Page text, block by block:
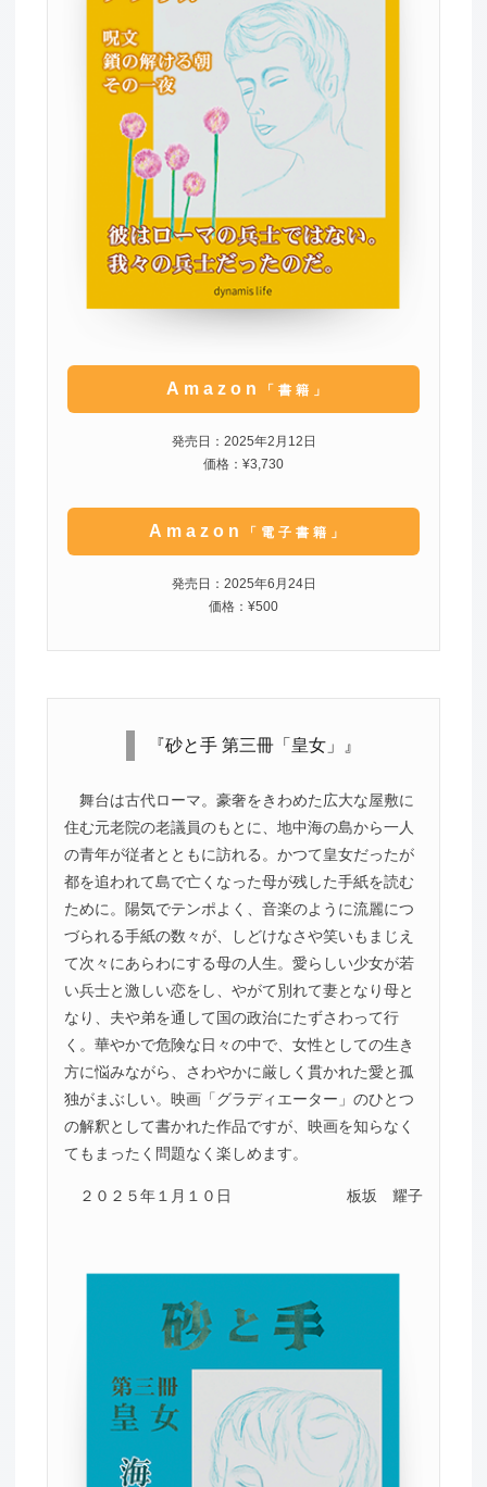
Amazon 「書籍」
発売日：2025年2月12日
価格：¥3,730
Amazon 「電子書籍」
発売日：2025年6月24日
価格：¥500
『砂と手 第三冊「皇女」』
舞台は古代ローマ。豪奢をきわめた広大な屋敷に
住む元老院の老議員のもとに、地中海の島から一人
の青年が従者とともに訪れる。かつて皇女だったが
都を追われて島で亡くなった母が残した手紙を読む
ために。陽気でテンポよく、音楽のように流麗につ
づられる手紙の数々が、しどけなさや笑いもまじえ
て次々にあらわにする母の人生。愛らしい少女が若
い兵士と激しい恋をし、やがて別れて妻となり母と
なり、夫や弟を通して国の政治にたずさわって行
く。華やかで危険な日々の中で、女性としての生き
方に悩みながら、さわやかに厳しく貫かれた愛と孤
独がまぶしい。映画「グラディエーター」のひとつ
の解釈として書かれた作品ですが、映画を知らなく
てもまったく問題なく楽しめます。
２０２５年１月１０日 板坂 耀子